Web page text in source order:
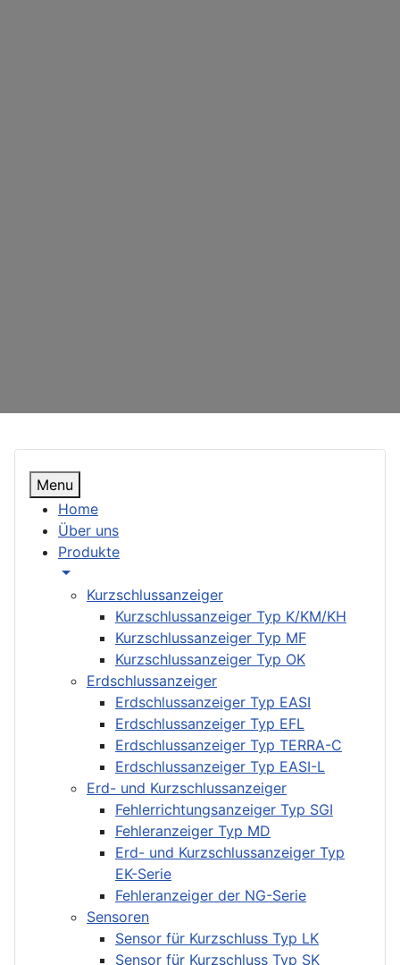
Menu
Home
Über uns
Produkte
Kurzschlussanzeiger
Kurzschlussanzeiger Typ K/KM/KH
Kurzschlussanzeiger Typ MF
Kurzschlussanzeiger Typ OK
Erdschlussanzeiger
Erdschlussanzeiger Typ EASI
Erdschlussanzeiger Typ EFL
Erdschlussanzeiger Typ TERRA-C
Erdschlussanzeiger Typ EASI-L
Erd- und Kurzschlussanzeiger
Fehlerrichtungsanzeiger Typ SGI
Fehleranzeiger Typ MD
Erd- und Kurzschlussanzeiger Typ
EK-Serie
Fehleranzeiger der NG-Serie
Sensoren
Sensor für Kurzschluss Typ LK
Sensor für Kurzschluss Typ SK